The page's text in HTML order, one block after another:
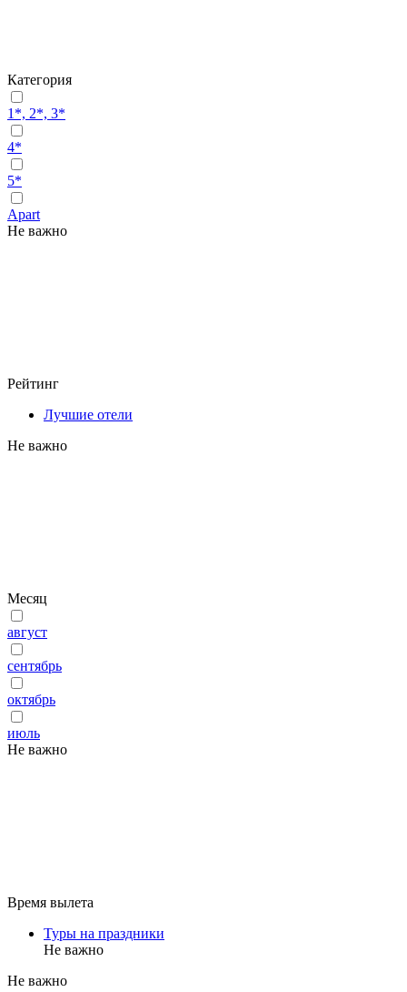
Категория
1*, 2*, 3*
4*
5*
Apart
Не важно
Рейтинг
Лучшие отели
Не важно
Месяц
август
сентябрь
октябрь
июль
Не важно
Время вылета
Туры на праздники
Не важно
Не важно